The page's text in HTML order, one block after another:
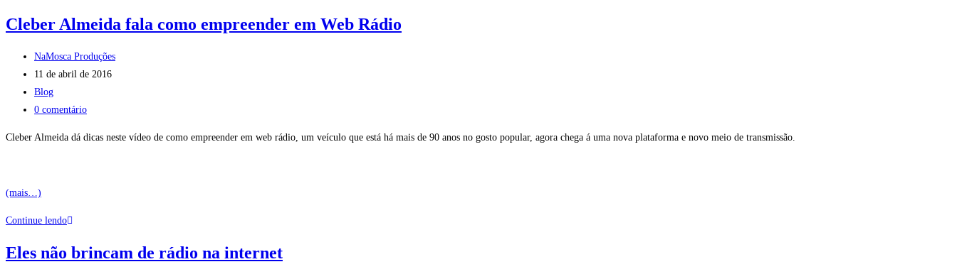
Cleber Almeida fala como empreender em Web Rádio
NaMosca Produções
11 de abril de 2016
Blog
0 comentário
Cleber Almeida dá dicas neste vídeo de como empreender em web rádio, um veículo que está há mais de 90 anos no gosto popular, agora chega á uma nova plataforma e novo meio de transmissão.
(mais…)
Continue lendo
Eles não brincam de rádio na internet